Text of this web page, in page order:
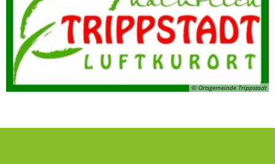
© Ortsgemeinde Trippstadt